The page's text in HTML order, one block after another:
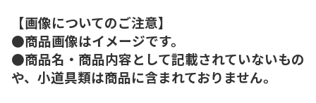
【画像についてのご注意】
●商品画像はイメージです。
●商品名・商品内容として記載されていないもの
や、小道具類は商品に含まれておりません。